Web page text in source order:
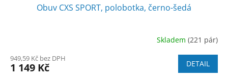
Obuv CXS SPORT, polobotka, černo-šedá
Skladem (221 pár)
949,59 Kč bez DPH
1 149 Kč DETAIL